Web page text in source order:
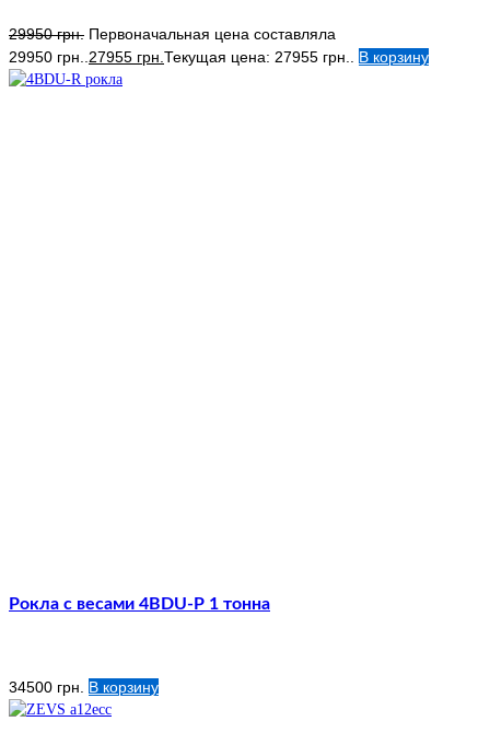
29950грн. Первоначальная цена составляла
29950 грн.. 27955 грн. Текущая цена: 27955 грн.. В корзину
Рокла с весами 4BDU-Р 1 тонна
34500 грн. В корзину